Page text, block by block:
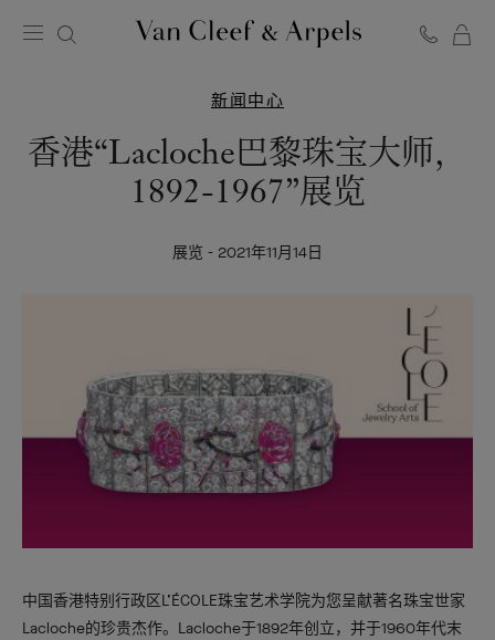
Cleef
&
Arpels
梵
克
宝
主
新闻中心
香港“Lacloche巴黎珠宝大师，
1892-1967”展览
展览 - 2021年11月14日
中国香港特别行政区L’ÉCOLE珠宝艺术学院为您呈献著名珠宝世家
Lacloche的珍贵杰作。Lacloche于1892年创立，并于1960年代末